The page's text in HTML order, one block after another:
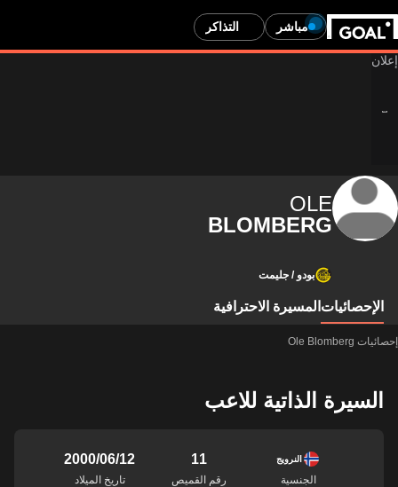
مباشر التذاكر
OLE
BLOMBERG
بودو / جليمت
الإحصائيات المسيرة الاحترافية
إحصائيات Ole Blomberg
السيرة الذاتية للاعب
النرويج
الجنسية
11
رقم القميص
12‏/06‏/2000
تاريخ الميلاد